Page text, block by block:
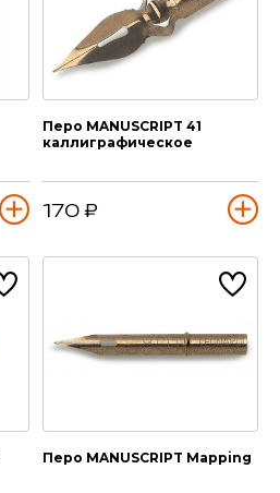
Перо MANUSCRIPT 41
каллиграфическое
170 ₽
Перо MANUSCRIPT Mapping